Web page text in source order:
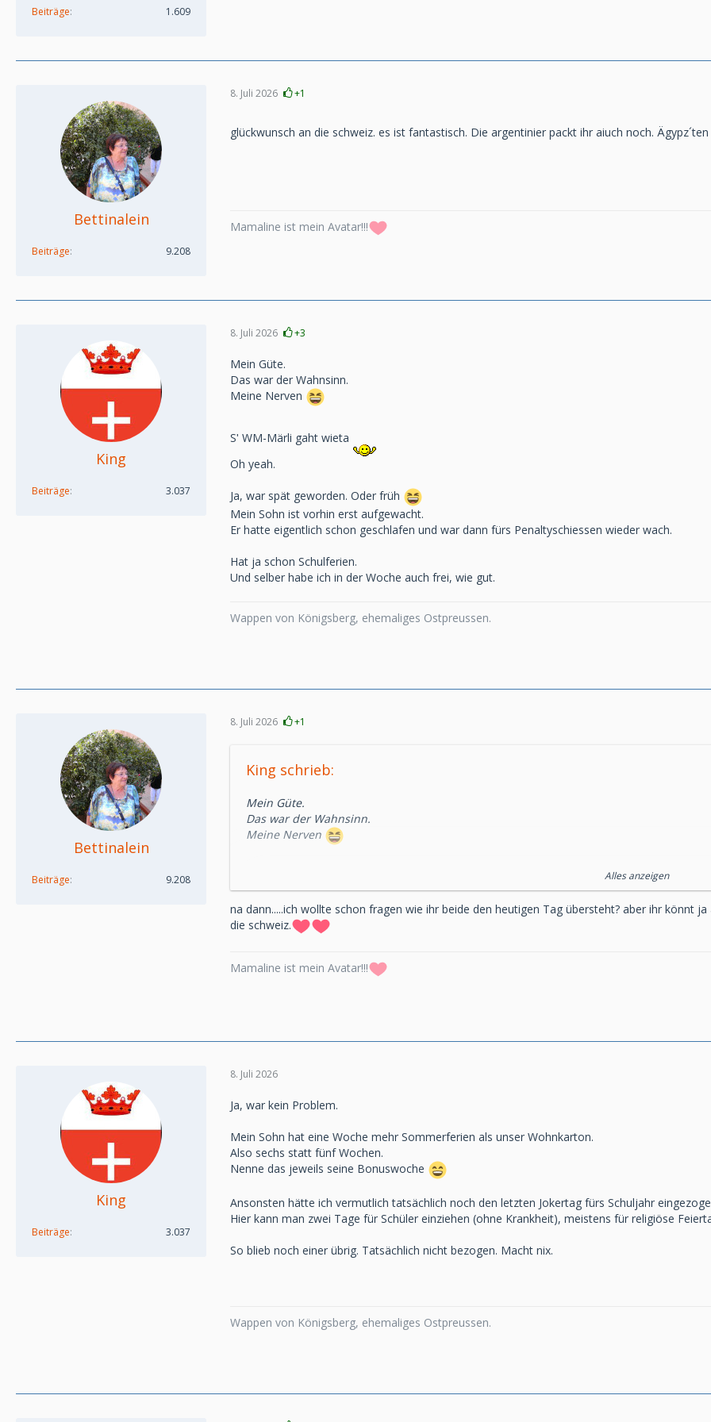
Beiträge 1.609
Bettinalein
Beiträge 9.208
8. Juli 2026 +1
glückwunsch an die schweiz. es ist fantastisch. Die argentinier packt ihr aiuch noch.
Mamaline ist mein Avatar!!!
King
Beiträge 3.037
8. Juli 2026 +3
Mein Güte.
Das war der Wahnsinn.
Meine Nerven
Sʹ WM-Märli gaht wieta
Oh yeah.
Ja, war spät geworden. Oder früh
Mein Sohn ist vorhin erst aufgewacht.
Er hatte eigentlich schon geschlafen und war dann fürs Penaltyschiessen wieder wach.
Hat ja schon Schulferien.
Und selber habe ich in der Woche auch frei, wie gut.
Wappen von Königsberg, ehemaliges Ostpreussen.
Bettinalein
Beiträge 9.208
8. Juli 2026 +1
King schrieb:
Mein Güte.
Das war der Wahnsinn.
Meine Nerven
Oh yeah.
Ja, war spät geworden. Oder früh
Er hatte eigentlich schon geschlafen und war dann fürs Penaltyschiessen wieder wach.
Alles anzeigen
na dann.....ich wollte schon fragen wie ihr beide den heutigen Tag übersteht? aber ihr könnt
die schweiz.
Mamaline ist mein Avatar!!!
King
Beiträge 3.037
8. Juli 2026
Ja, war kein Problem.
Mein Sohn hat eine Woche mehr Sommerferien als unser Wohnkarton.
Also sechs statt fünf Wochen.
Nenne das jeweils seine Bonuswoche
Ansonsten hätte ich vermutlich tatsächlich noch den letzten Jokertag fürs Schuljahr
Hier kann man zwei Tage für Schüler einziehen (ohne Krankheit), meistens für religiöse
So blieb noch einer übrig. Tatsächlich nicht bezogen. Macht nix.
Wappen von Königsberg, ehemaliges Ostpreussen.